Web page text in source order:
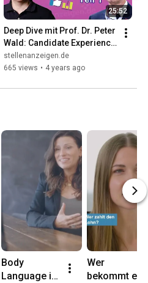
25:52
Deep Dive mit Prof. Dr. Peter
Wald: Candidate Experience
- Was wollen Bewerber
heute? (Teil 1)
stellenanzeigen.de
665 views • 4 years ago
Body
Language in
Wer
bekommt ein